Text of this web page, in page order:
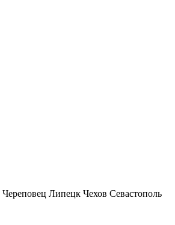
Череповец Липецк Чехов Севастополь